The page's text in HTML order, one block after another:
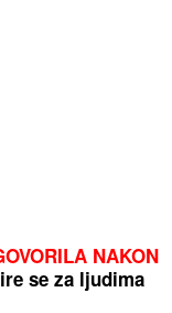
NAKON
se za ljudima